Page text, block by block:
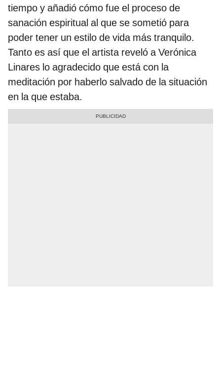
tiempo y añadió cómo fue el proceso de
sanación espiritual al que se sometió para
poder tener un estilo de vida más tranquilo.
Tanto es así que el artista reveló a Verónica
Linares lo agradecido que está con la
meditación por haberlo salvado de la situación
en la que estaba.